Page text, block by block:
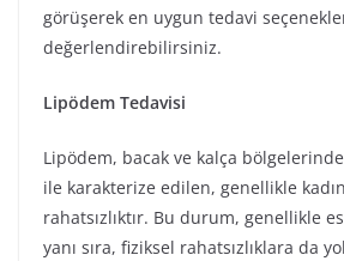
görüşerek en uygun tedavi
değerlendirebilirsiniz.
Lipödem Tedavisi
Lipödem, bacak ve kalça
ile karakterize edilen, genellikle
rahatsızlıktır. Bu durum, genellikle
yanı sıra, fiziksel rahatsızlıklara da